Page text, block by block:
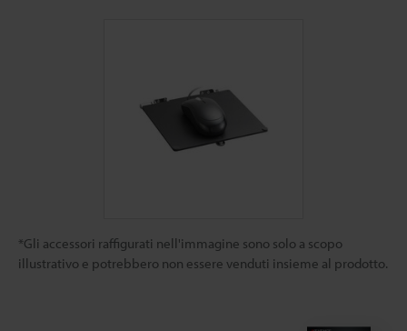
*Gli accessori raffigurati nell'immagine sono solo a scopo
illustrativo e potrebbero non essere venduti insieme al prodotto.